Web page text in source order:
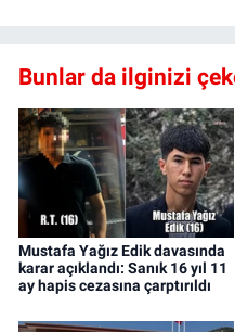
Bunlar da ilginizi
Mustafa Yağız Edik davasında
karar açıklandı: Sanık 16 yıl 11
ay hapis cezasına çarptırıldı